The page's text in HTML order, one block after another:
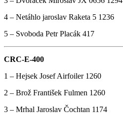
4 – Netáhlo jaroslav Raketa 5 1236
5 – Svoboda Petr Placák 417
CRC-E-400
1 – Hejsek Josef Airfoiler 1260
2 – Brož František Fulmen 1260
3 – Mrhal Jaroslav Čochtan 1174